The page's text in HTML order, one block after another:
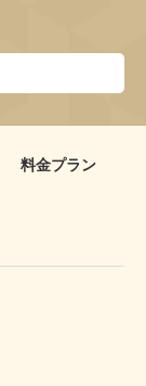
料金プラン